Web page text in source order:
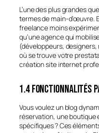
L’une des plus grandes
termes de main-d’œuvre.
freelance moins
qu’une agence qui
(développeurs,
où se trouve votre
création site internet
1.4 Fonctionnalités
Vous voulez un blog
réservation, une boutique
spécifiques ? Ces